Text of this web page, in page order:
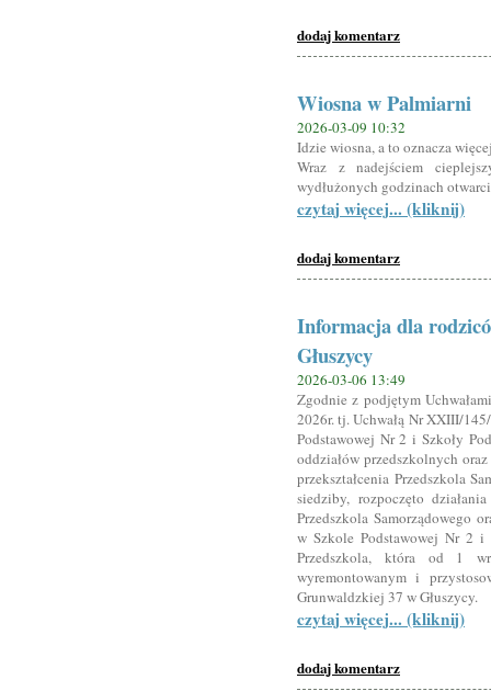
dodaj komentarz
Wiosna w Palmiarni
2026-03-09 10:32
Idzie wiosna, a to oznacza
Wraz z nadejściem
wydłużonych godzinach
czytaj więcej... (kliknij)
dodaj komentarz
Informacja dla
Głuszycy
2026-03-06 13:49
Zgodnie z podjętym
2026r. tj. Uchwałą Nr XXIII/
Podstawowej Nr 2 i Szkoły
oddziałów przedszkolnych
przekształcenia Przedszkola
siedziby, rozpoczęto
Przedszkola Samorządowego
w Szkole Podstawowej Nr 2
Przedszkola, która od 1
wyremontowanym i
Grunwaldzkiej 37 w Głuszycy.
czytaj więcej... (kliknij)
dodaj komentarz